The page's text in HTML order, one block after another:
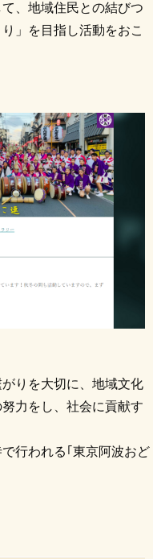
、地域住民との結びつ
」を目指し活動をおこ
りを大切に、地域文化
力をし、社会に貢献す
行われる｢東京阿波おど